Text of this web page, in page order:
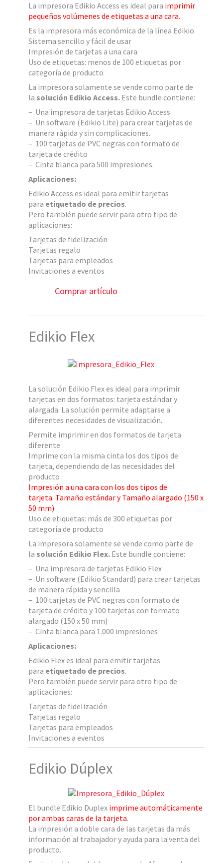
La impresora Edikio Access es ideal para imprimir
pequeños volúmenes de etiquetas a una cara.
Es la impresora más económica de la línea Edikio
Sistema sencillo y fácil de usar
Impresión de tarjetas a una cara
Uso de etiquetas: menos de 100 etiquetas por
categoría de producto
La impresora solamente se vende como parte de
la solución Edikio Access.Este bundle contiene:
– Una impresora de tarjetas Edikio Access
– Un software (Edikio Lite) para crear tarjetas de
manera rápida y sin complicaciones.
– 100 tarjetas de PVC negras con formato de
tarjeta de crédito
– Cinta blanca para 500 impresiones.
Aplicaciones:
Edikio Access es ideal para emitir tarjetas
para etiquetado de precios.
Pero también puede servir para otro tipo de
aplicaciones:
Tarjetas de fidelización
Tarjetas regalo
Tarjetas para empleados
Invitaciones a eventos
Comprar artículo
Edikio Flex
La solución Edikio Flex es ideal para imprimir
tarjetas en dos formatos: tarjeta estándar y
alargada. La solución permite adaptarse a
diferentes necesidades de visualización.
Permite imprimir en dos formatos de tarjeta
diferente
Imprime con la misma cinta los dos tipos de
tarjeta, dependiendo de las necesidades del
producto
Impresión a una cara con los dos tipos de
tarjeta: Tamaño estándar y Tamaño alargado (150 x
50 mm)
Uso de etiquetas: más de 300 etiquetas por
categoría de producto
La impresora solamente se vende como parte de
la solución Edikio Flex.Este bundle contiene:
– Una impresora de tarjetas Edikio Flex
– Un software (Edikio Standard) para crear tarjetas
de manera rápida y sencilla
– 100 tarjetas de PVC negras con formato de
tarjeta de crédito y 100 tarjetas con formato
alargado (150 x 50 mm)
– Cinta blanca para 1.000 impresiones
Aplicaciones:
Edikio Flex es ideal para emitir tarjetas
para etiquetado de precios.
Pero también puede servir para otro tipo de
aplicaciones:
Tarjetas de fidelización
Tarjetas regalo
Tarjetas para empleados
Invitaciones a eventos
Edikio Dúplex
El bundle Edikio Duplex imprime automáticamente
por ambas caras de la tarjeta.
La impresión a doble cara de las tarjetas da más
información al trabajador y ayuda para la venta del
producto.